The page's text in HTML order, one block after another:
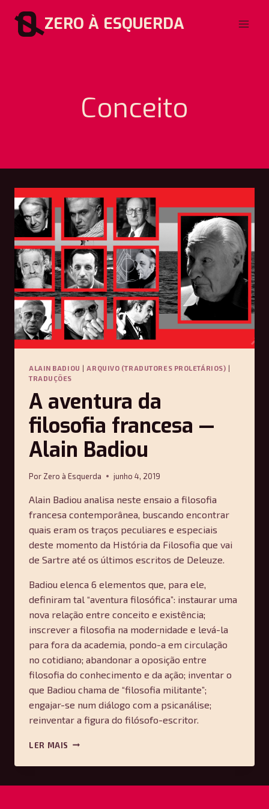
para
ZERO À ESQUERDA
Conceito
ALAIN BADIOU |ARQUIVO (TRADUTORES PROLETÁRIOS) |
TRADUÇÕES
A aventura da
filosofia francesa —
Alain Badiou
Por Zero à Esquerda junho 4, 2019
Alain Badiou analisa neste ensaio a filosofia
francesa contemporânea, buscando encontrar
quais eram os traços peculiares e especiais
deste momento da História da Filosofia que vai
de Sartre até os últimos escritos de Deleuze.
Badiou elenca 6 elementos que, para ele,
definiram tal “aventura filosófica”: instaurar uma
nova relação entre conceito e existência;
inscrever a filosofia na modernidade e levá-la
para fora da academia, pondo-a em circulação
no cotidiano; abandonar a oposição entre
filosofia do conhecimento e da ação; inventar o
que Badiou chama de “filosofia militante”;
engajar-se num diálogo com a psicanálise;
reinventar a figura do filósofo-escritor.
LER MAIS A
DA